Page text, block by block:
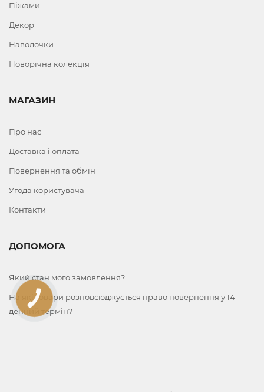
Піжами
Декор
Наволочки
Новорічна колекція
МАГАЗИН
Про нас
Доставка і оплата
Повернення та обмін
Угода користувача
Контакти
ДОПОМОГА
Який стан мого замовлення?
На які товари розповсюджується право повернення у 14-
денний термін?
КНОПКА
ЗВ'ЯЗКУ